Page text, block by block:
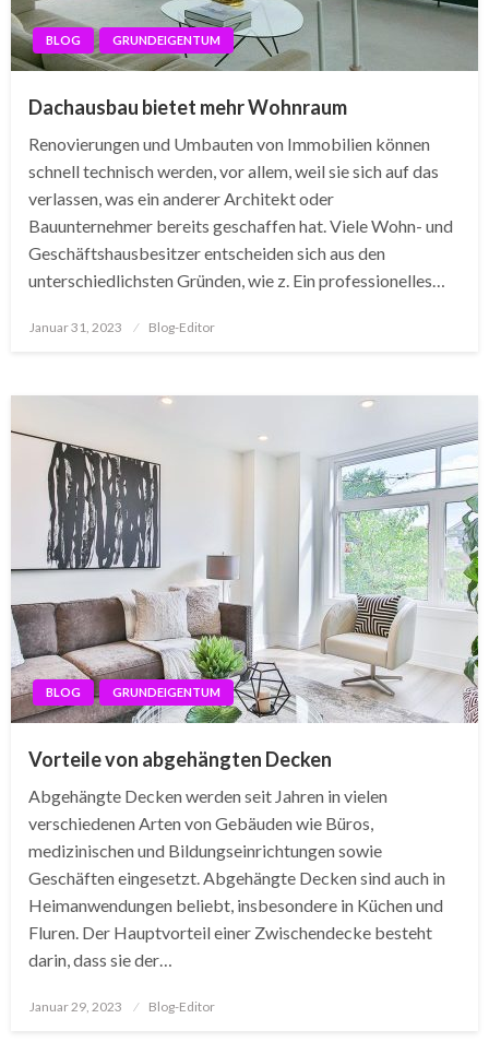
BLOG GRUNDEIGENTUM
Dachausbau bietet mehr Wohnraum
Renovierungen und Umbauten von Immobilien können
schnell technisch werden, vor allem, weil sie sich auf das
verlassen, was ein anderer Architekt oder
Bauunternehmer bereits geschaffen hat. Viele Wohn- und
Geschäftshausbesitzer entscheiden sich aus den
unterschiedlichsten Gründen, wie z. Ein professionelles…
Posted
Januar 31, 2023 Blog-Editor
BLOG GRUNDEIGENTUM
Vorteile von abgehängten Decken
Abgehängte Decken werden seit Jahren in vielen
verschiedenen Arten von Gebäuden wie Büros,
medizinischen und Bildungseinrichtungen sowie
Geschäften eingesetzt. Abgehängte Decken sind auch in
Heimanwendungen beliebt, insbesondere in Küchen und
Fluren. Der Hauptvorteil einer Zwischendecke besteht
darin, dass sie der…
Posted
Januar 29, 2023 Blog-Editor